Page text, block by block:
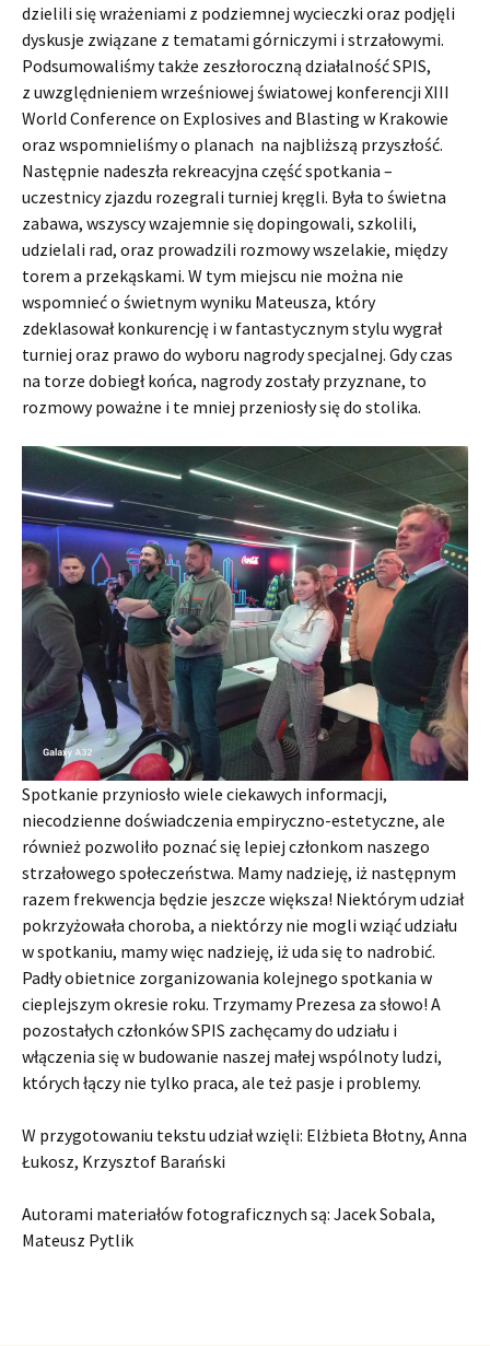
dzielili się wrażeniami z podziemnej wycieczki oraz podjęli
dyskusje związane z tematami górniczymi i strzałowymi.
Podsumowaliśmy także zeszłoroczną działalność SPIS,
z uwzględnieniem wrześniowej światowej konferencji XIII
World Conference on Explosives and Blasting w Krakowie
oraz wspomnieliśmy o planach na najbliższą przyszłość.
Następnie nadeszła rekreacyjna część spotkania –
uczestnicy zjazdu rozegrali turniej kręgli. Była to świetna
zabawa, wszyscy wzajemnie się dopingowali, szkolili,
udzielali rad, oraz prowadzili rozmowy wszelakie, między
torem a przekąskami. W tym miejscu nie można nie
wspomnieć o świetnym wyniku Mateusza, który
zdeklasował konkurencję i w fantastycznym stylu wygrał
turniej oraz prawo do wyboru nagrody specjalnej. Gdy czas
na torze dobiegł końca, nagrody zostały przyznane, to
rozmowy poważne i te mniej przeniosły się do stolika.
Spotkanie przyniosło wiele ciekawych informacji,
niecodzienne doświadczenia empiryczno-estetyczne, ale
również pozwoliło poznać się lepiej członkom naszego
strzałowego społeczeństwa. Mamy nadzieję, iż następnym
razem frekwencja będzie jeszcze większa! Niektórym udział
pokrzyżowała choroba, a niektórzy nie mogli wziąć udziału
w spotkaniu, mamy więc nadzieję, iż uda się to nadrobić.
Padły obietnice zorganizowania kolejnego spotkania w
cieplejszym okresie roku. Trzymamy Prezesa za słowo! A
pozostałych członków SPIS zachęcamy do udziału i
włączenia się w budowanie naszej małej wspólnoty ludzi,
których łączy nie tylko praca, ale też pasje i problemy.
W przygotowaniu tekstu udział wzięli: Elżbieta Błotny, Anna
Łukosz, Krzysztof Barański
Autorami materiałów fotograficznych są: Jacek Sobala,
Mateusz Pytlik